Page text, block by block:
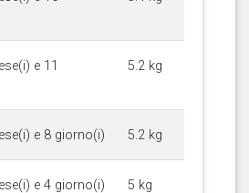
e 11
5.2 kg
e 8 giorno(i) 5.2 kg
e 4 giorno(i) 5 kg